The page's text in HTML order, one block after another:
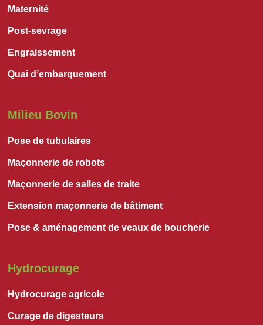
Maternité
Post-sevrage
Engraissement
Quai d’embarquement
Milieu Bovin
Pose de tubulaires
Maçonnerie de robots
Maçonnerie de salles de traite
Extension maçonnerie de bâtiment
Pose & aménagement de veaux de boucherie
Hydrocurage
Hydrocurage agricole
Curage de digesteurs